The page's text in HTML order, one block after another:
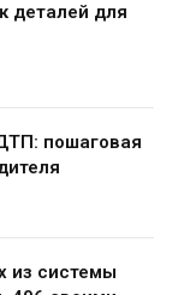
деталей для
пошаговая
из системы